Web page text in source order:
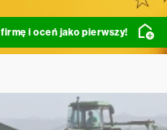
firmę i oceń jako pierwszy!